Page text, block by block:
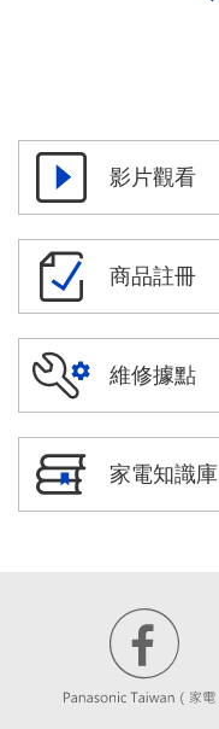
影片觀看
商品註冊
維修據點
家電知識庫